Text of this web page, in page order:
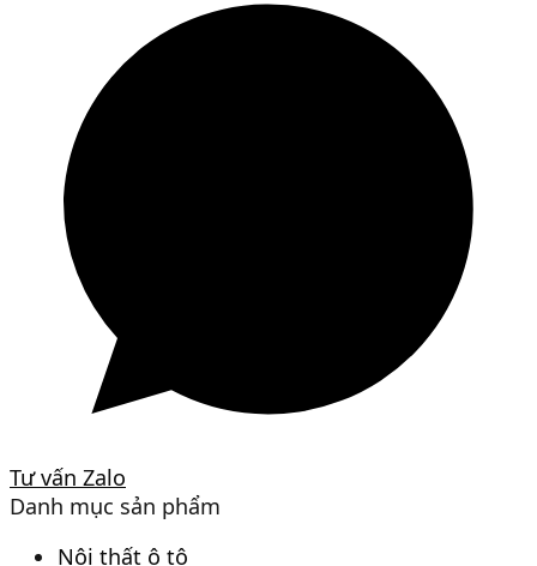
Tư vấn Zalo
Danh mục sản phẩm
Nội thất ô tô